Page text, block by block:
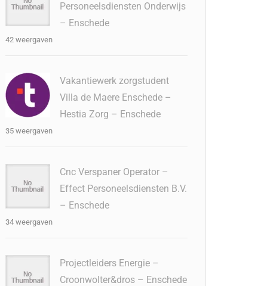
Personeelsdiensten Onderwijs
– Enschede
42 weergaven
Vakantiewerk zorgstudent
Villa de Maere Enschede –
Hestia Zorg – Enschede
35 weergaven
Cnc Verspaner Operator –
Effect Personeelsdiensten B.V.
– Enschede
34 weergaven
Projectleiders Energie –
Croonwolter&dros – Enschede